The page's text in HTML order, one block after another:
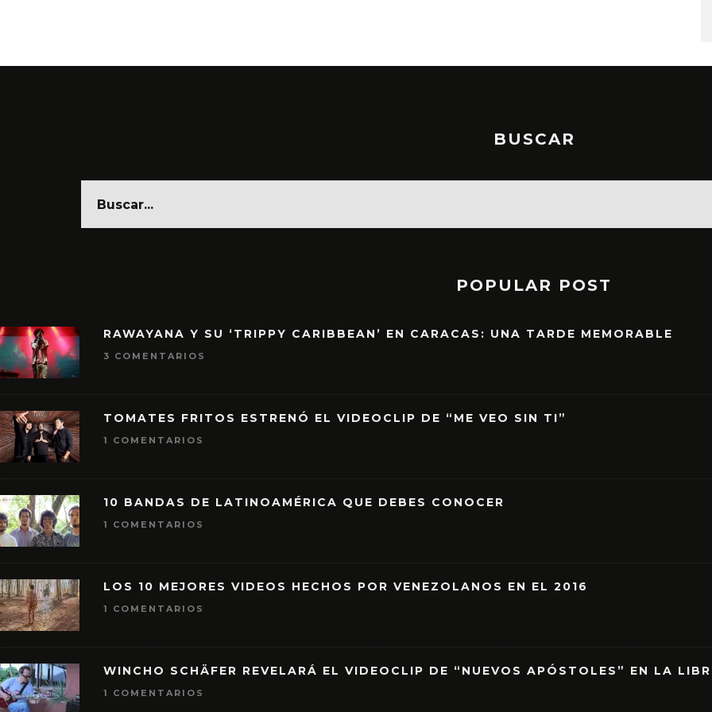
BUSCAR
POPULAR POST
RAWAYANA Y SU ‘TRIPPY CARIBBEAN’ EN CARACAS: UNA TARDE MEMORABLE
3 COMENTARIOS
TOMATES FRITOS ESTRENÓ EL VIDEOCLIP DE “ME VEO SIN TI”
1 COMENTARIOS
10 BANDAS DE LATINOAMÉRICA QUE DEBES CONOCER
1 COMENTARIOS
LOS 10 MEJORES VIDEOS HECHOS POR VENEZOLANOS EN EL 2016
1 COMENTARIOS
WINCHO SCHÄFER REVELARÁ EL VIDEOCLIP DE “NUEVOS APÓSTOLES” EN LA
1 COMENTARIOS